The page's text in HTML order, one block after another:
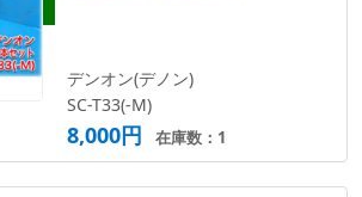
デンオン(デノン)
SC-T33(-M)
8,000円 在庫数：1